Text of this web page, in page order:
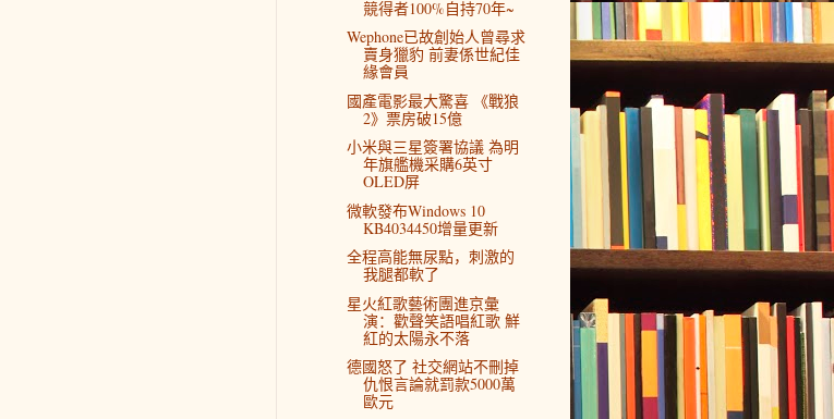
競得者100%自持70年~
Wephone已故創始人曾尋求
賣身獵豹 前妻係世紀佳
緣會員
國產電影最大驚喜 《戰狼
2》票房破15億
小米與三星簽署協議 為明
年旗艦機采購6英寸
OLED屏
微軟發布Windows 10
KB4034450增量更新
全程高能無尿點，刺激的
我腿都軟了
星火紅歌藝術團進京彙
演：歡聲笑語唱紅歌 鮮
紅的太陽永不落
德國怒了 社交網站不刪掉
仇恨言論就罰款5000萬
歐元